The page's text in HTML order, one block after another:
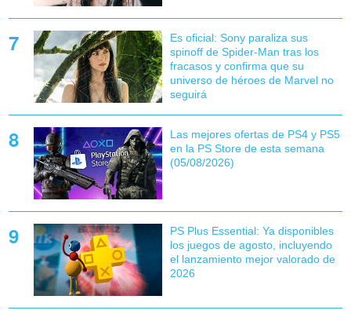
Es oficial: Sony paraliza sus
spinoff de Spider-Man tras los
fracasos y confirma que su
universo de héroes de Marvel no
seguirá
Las mejores ofertas de PS4 y PS5
en la PS Store de esta semana
(05/08/2026)
PS Plus Essential: Ya disponibles
los juegos de agosto, incluyendo
el lanzamiento mejor valorado de
2026